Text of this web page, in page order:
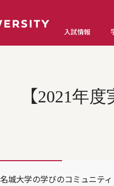
入試情報
【2021年
名城大学の学びのコミュニティ